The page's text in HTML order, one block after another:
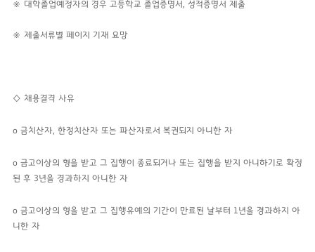
※ 대학졸업예정자의 경우 고등학교 졸업증명서, 성적증명서 제출
※ 제출서류별 페이지 기재 요망
◇ 채용결격 사유
o 금치산자, 한정치산자 또는 파산자로서 복권되지 아니한 자
o 금고이상의 형을 받고 그 집행이 종료되거나 또는 집행을 받지 아니하기로 확정
된 후 3년을 경과하지 아니한 자
o 금고이상의 형을 받고 그 집행유예의 기간이 만료된 날부터 1년을 경과하지 아
니한 자